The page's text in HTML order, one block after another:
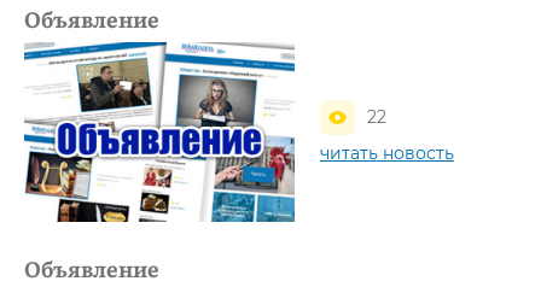
Объявление
22
читать новость
Объявление